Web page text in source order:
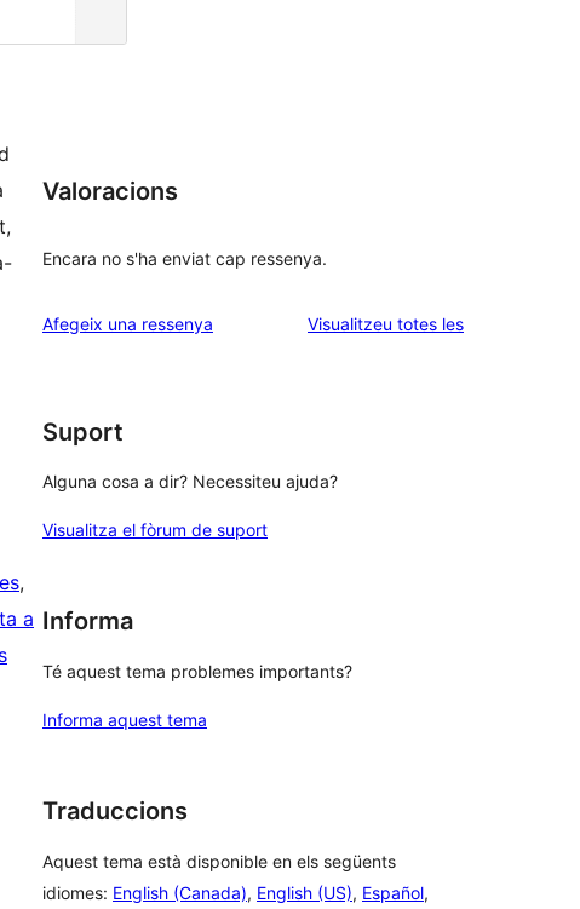
a
Valoracions
Encara no s'ha enviat cap ressenya.
Afegeix una ressenya Visualitzeu totes lesressenyes
Suport
Alguna cosa a dir? Necessiteu ajuda?
Visualitza el fòrum de suport
Informa
Té aquest tema problemes importants?
Informa aquest tema
Traduccions
Aquest tema està disponible en els següents
idiomes: English (Canada), English (US), Español,